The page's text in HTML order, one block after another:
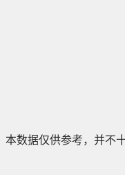
本数据仅供参考，并不